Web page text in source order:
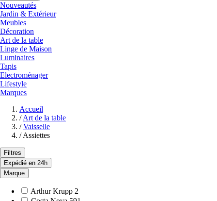
Nouveautés
Jardin & Extérieur
Meubles
Décoration
Art de la table
Linge de Maison
Luminaires
Tapis
Electroménager
Lifestyle
Marques
Accueil
/ Art de la table
/ Vaisselle
/ Assiettes
Filtres
Expédié en 24h
Marque
Arthur Krupp 2